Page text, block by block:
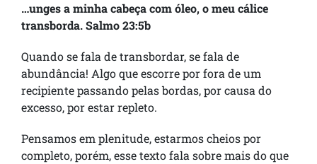
…unges a minha cabeça com óleo, o meu cálice
transborda. Salmo 23:5b
Quando se fala de transbordar, se fala de
abundância! Algo que escorre por fora de um
recipiente passando pelas bordas, por causa do
excesso, por estar repleto.
Pensamos em plenitude, estarmos cheios por
completo, porém, esse texto fala sobre mais do que